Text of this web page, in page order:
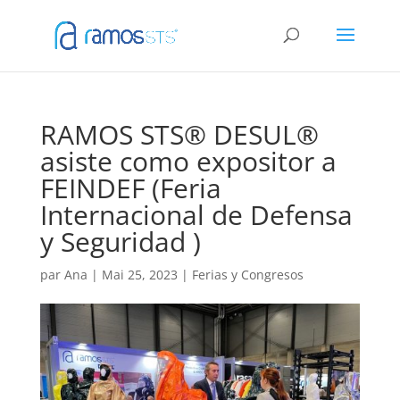
RAMOS STS® DESUL®
asiste como expositor a
FEINDEF (Feria
Internacional de Defensa
y Seguridad )
par Ana | Mai 25, 2023 | Ferias y Congresos